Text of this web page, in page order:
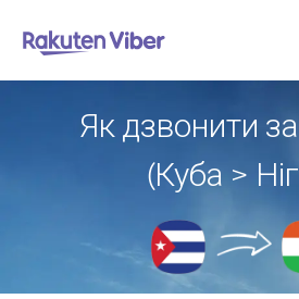
Як дзвонити
(Куба >